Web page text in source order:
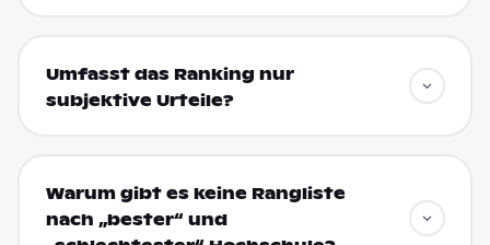
Umfasst das Ranking nur
subjektive Urteile?
Warum gibt es keine Rangliste
nach „bester“ und